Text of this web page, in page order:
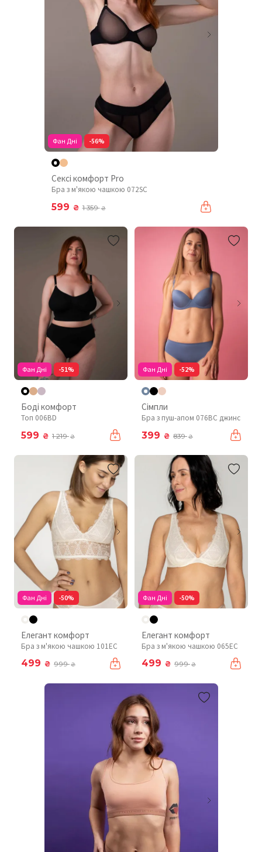
Фан Дні -56%
Сексі комфорт Pro
Бра з м'якою чашкою 072SC
599 ₴ 1 359₴
Фан Дні -51%
Боді комфорт
Топ 006BD
599 ₴ 1 219₴
Фан Дні -52%
Сімпли
Бра з пуш-апом 076BC джинс
399 ₴ 839₴
Фан Дні -50%
Елегант комфорт
Бра з м'якою чашкою 101EC
499 ₴ 999₴
Фан Дні -50%
Елегант комфорт
Бра з м'якою чашкою 065EC
499 ₴ 999₴